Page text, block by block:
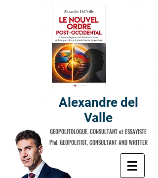
Alexandre del
Valle
GEOPOLITOLOGUE, CONSULTANT et ESSAYISTE
Phd. GEOPOLITIST, CONSULTANT AND WRITTER